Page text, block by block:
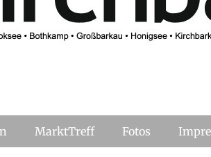
MarktTreff Fotos